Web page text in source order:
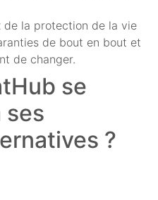
de la protection de la vie
de bout en bout et
de changer.
se
ses
?